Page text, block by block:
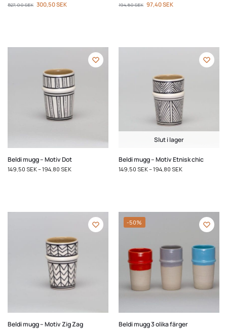
527,00SEK 300,50SEK 194,80SEK 97,40SEK
Beldi mugg – Motiv Dot
149,50 SEK–194,80 SEK
Slut i lager
Beldi mugg – Motiv Etnisk chic
149,50 SEK–194,80 SEK
Beldi mugg – Motiv Zig Zag
-50%
Beldi mugg 3 olika färger